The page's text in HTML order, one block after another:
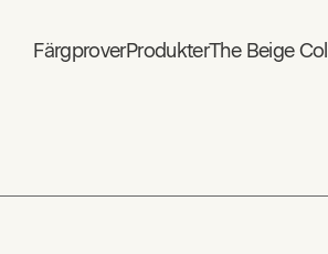
FärgproverProdukterThe Beige